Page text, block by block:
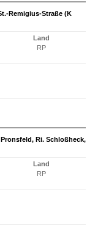
Remigius-Straße (K
Land
RP
Ri. Schloßheck,
Land
RP